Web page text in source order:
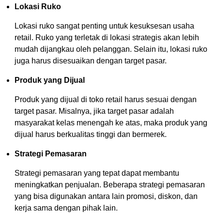
Lokasi Ruko
Lokasi ruko sangat penting untuk kesuksesan usaha
retail. Ruko yang terletak di lokasi strategis akan lebih
mudah dijangkau oleh pelanggan. Selain itu, lokasi ruko
juga harus disesuaikan dengan target pasar.
Produk yang Dijual
Produk yang dijual di toko retail harus sesuai dengan
target pasar. Misalnya, jika target pasar adalah
masyarakat kelas menengah ke atas, maka produk yang
dijual harus berkualitas tinggi dan bermerek.
Strategi Pemasaran
Strategi pemasaran yang tepat dapat membantu
meningkatkan penjualan. Beberapa strategi pemasaran
yang bisa digunakan antara lain promosi, diskon, dan
kerja sama dengan pihak lain.